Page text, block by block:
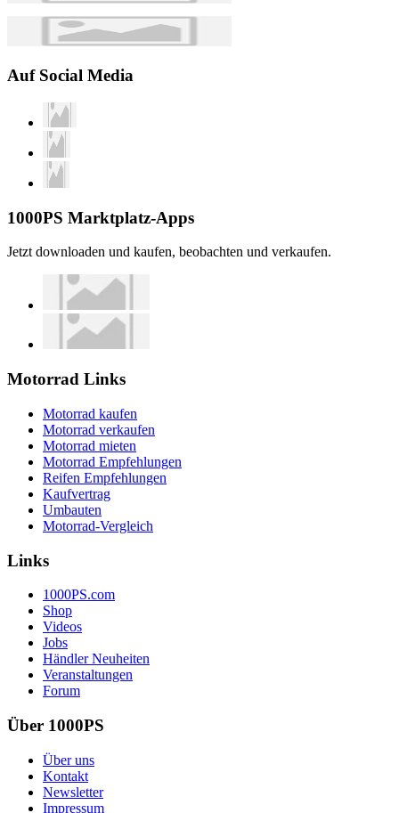
Auf Social Media
1000PS Marktplatz-Apps
Jetzt downloaden und kaufen, beobachten und verkaufen.
Motorrad Links
Motorrad kaufen
Motorrad verkaufen
Motorrad mieten
Motorrad Empfehlungen
Reifen Empfehlungen
Kaufvertrag
Umbauten
Motorrad-Vergleich
Links
1000PS.com
Shop
Videos
Jobs
Händler Neuheiten
Veranstaltungen
Forum
Über 1000PS
Über uns
Kontakt
Newsletter
Impressum